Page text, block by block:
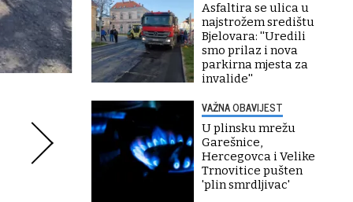
Asfaltira se ulica u
najstrožem središtu
Bjelovara: ''Uredili
smo prilaz i nova
parkirna mjesta za
invalide''
VAŽNA OBAVIJEST
U plinsku mrežu
Garešnice,
Hercegovca i Velike
Trnovitice pušten
'plin smrdljivac'